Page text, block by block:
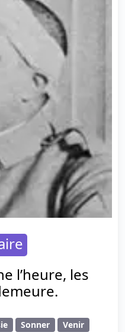
l’heure, les
Sonner Venir